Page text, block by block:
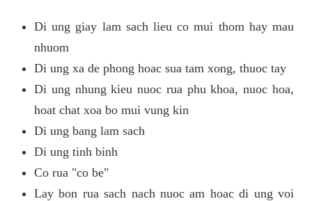
Di ung giay lam sach lieu co mui thom hay mau
nhuom
Di ung xa de phong hoac sua tam xong, thuoc tay
Di ung nhung kieu nuoc rua phu khoa, nuoc hoa,
hoat chat xoa bo mui vung kin
Di ung bang lam sach
Di ung tinh binh
Co rua "co be"
Lay bon rua sach nach nuoc am hoac di ung voi